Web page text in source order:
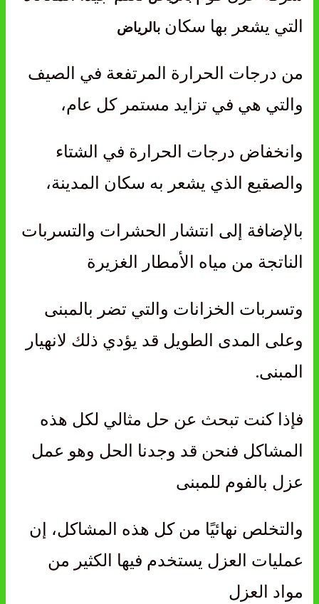
التي يشعر بها سكان بالرياض
من درجات الحرارة المرتفعة في الصيف
والتي هي في تزايد مستمر كل عام،
وانخفاض درجات الحرارة في الشتاء
والصقيع الذي يشعر به سكان المدينة،
بالإضافة إلى انتشار الحشرات والتسربات
الناتجة من مياه الأمطار الغزيرة
وتسربات الخزانات والتي تضر بالمبنى
وعلى المدى الطويل قد يؤدي ذلك لانهيار
المبنى.
فإذا كنت تبحث عن حل مثالي لكل هذه
المشاكل فنحن قد وجدنا الحل وهو عمل
عزل بالفوم للمبنى
والتخلص نهائيًا من كل هذه المشاكل، إن
عمليات العزل يستخدم فيها الكثير من
مواد العزل